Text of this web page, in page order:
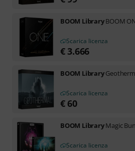
BOOM LibraryBOOM
Scarica licenza
€ 3.666
BOOM Library
Scarica licenza
€ 60
BOOM LibraryMagic
Scarica licenza